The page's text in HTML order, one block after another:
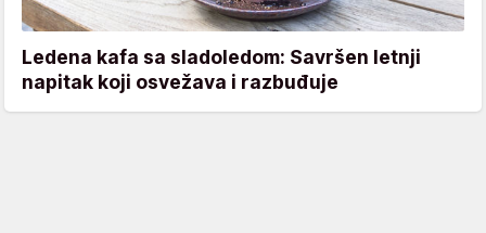
Ledena kafa sa sladoledom: Savršen letnji
napitak koji osvežava i razbuđuje